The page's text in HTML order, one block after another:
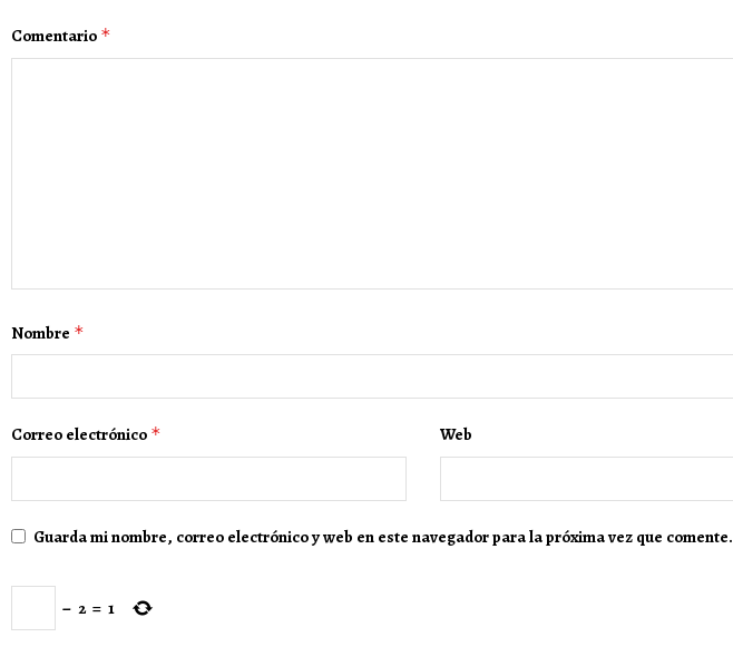
Comentario *
Nombre *
Correo electrónico * Web
Guarda mi nombre, correo electrónico y web en este navegador para la próxima vez que comente.
− 2 = 1